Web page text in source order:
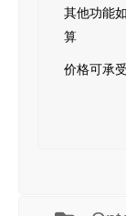
其他功能
算
价格可承受